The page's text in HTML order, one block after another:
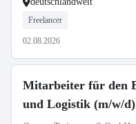
Freelancer
02.08.2026
Mitarbeiter für den
und Logistik (m/w/